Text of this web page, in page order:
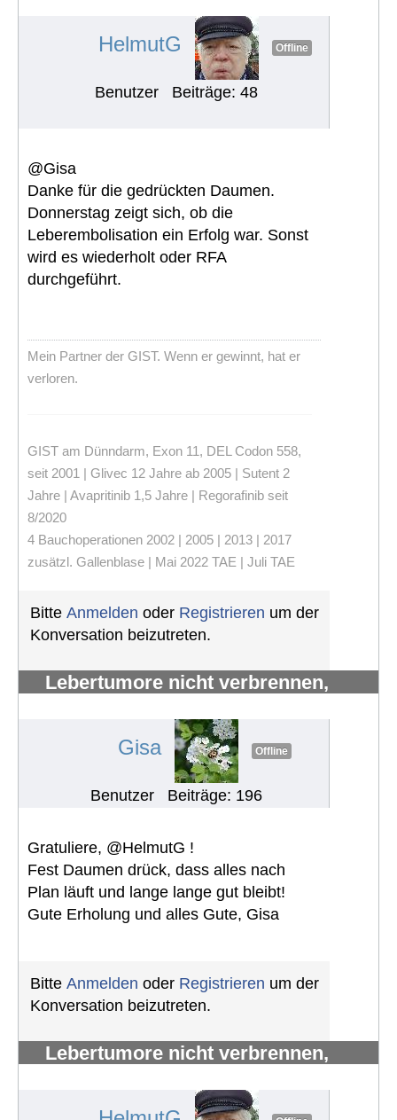
HelmutG Offline
Benutzer Beiträge: 48
@Gisa
Danke für die gedrückten Daumen.
Donnerstag zeigt sich, ob die
Leberembolisation ein Erfolg war. Sonst
wird es wiederholt oder RFA
durchgeführt.
Mein Partner der GIST. Wenn er gewinnt, hat er
verloren.
GIST am Dünndarm, Exon 11, DEL Codon 558,
seit 2001 | Glivec 12 Jahre ab 2005 | Sutent 2
Jahre | Avapritinib 1,5 Jahre | Regorafinib seit
8/2020
4 Bauchoperationen 2002 | 2005 | 2013 | 2017
zusätzl. Gallenblase | Mai 2022 TAE | Juli TAE
Bitte Anmelden oder Registrieren um der
Konversation beizutreten.
Lebertumore nicht verbrennen,
Gisa Offline
Benutzer Beiträge: 196
Gratuliere, @HelmutG !
Fest Daumen drück, dass alles nach
Plan läuft und lange lange gut bleibt!
Gute Erholung und alles Gute, Gisa
Bitte Anmelden oder Registrieren um der
Konversation beizutreten.
Lebertumore nicht verbrennen,